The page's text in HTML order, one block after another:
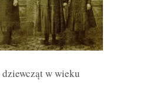
w wieku